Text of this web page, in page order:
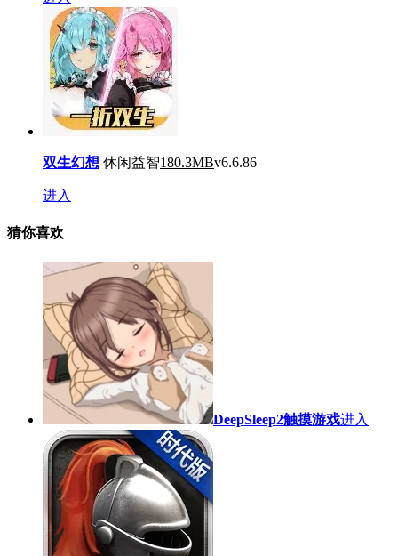
双生幻想 休闲益智180.3MBv6.6.86
进入
猜你喜欢
DeepSleep2触摸游戏进入